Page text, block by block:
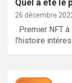
Quel a été le
26 décembre
Premier NFT
l’histoire